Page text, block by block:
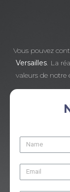
Vous pouvez
Versailles. La
valeurs de notre